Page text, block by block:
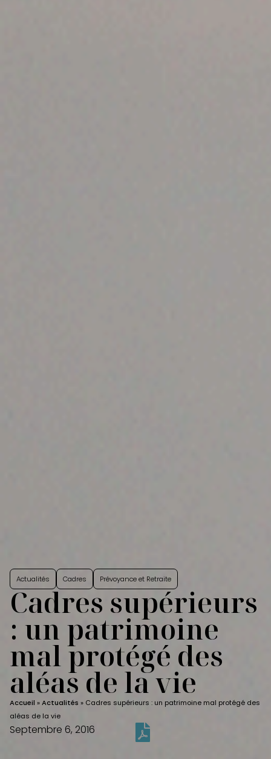
Actualités Cadres Prévoyance et Retraite
Cadres supérieurs
: un patrimoine
mal protégé des
aléas de la vie
Accueil »Actualités » Cadres supérieurs : un patrimoine mal protégé des
aléas de la vie
Septembre 6, 2016